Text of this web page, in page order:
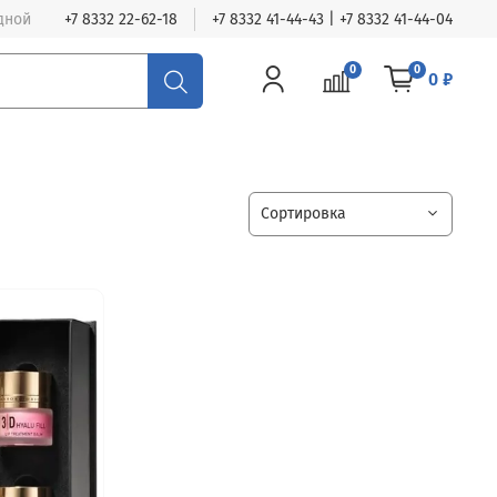
+7 8332 22-62-18 +7 8332 41-44-43 | +7 8332 41-44-04
0 0 0 ₽